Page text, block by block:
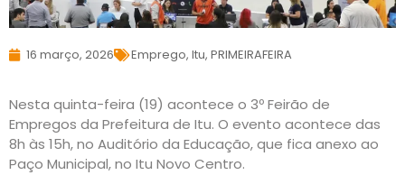
16 março, 2026 Emprego, Itu, PRIMEIRAFEIRA
Nesta quinta-feira (19) acontece o 3º Feirão de
Empregos da Prefeitura de Itu. O evento acontece das
8h às 15h, no Auditório da Educação, que fica anexo ao
Paço Municipal, no Itu Novo Centro.